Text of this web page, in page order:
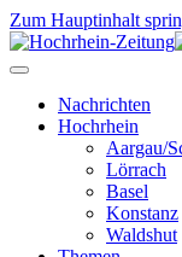
Zum Hauptinhalt
Nachrichten
Hochrhein
Aargau/
Lörrach
Basel
Konstanz
Waldshut